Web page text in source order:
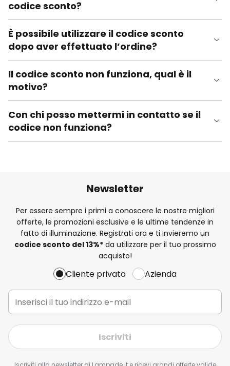
codice sconto?
È possibile utilizzare il codice sconto
dopo aver effettuato l’ordine?
Il codice sconto non funziona, qual è il
motivo?
Con chi posso mettermi in contatto se il
codice non funziona?
Newsletter
Per essere sempre i primi a conoscere le nostre migliori
offerte, le promozioni esclusive e le ultime tendenze in
fatto di illuminazione. Registrati ora e ti invieremo un
codice sconto del13%*da utilizzare per il tuo prossimo
acquisto!
Cliente privato Azienda
Iscriviti